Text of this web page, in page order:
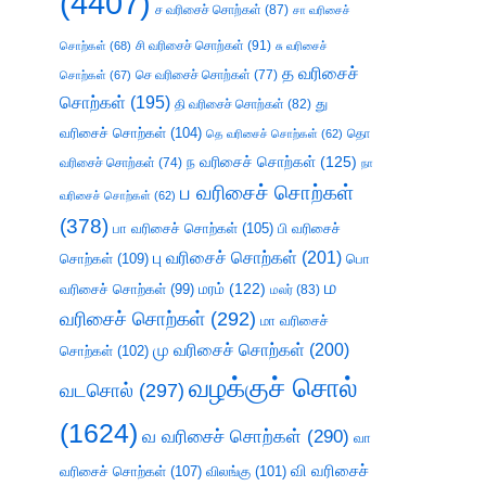
ச வரிசைச் சொற்கள் (87) சா வரிசைச்
சொற்கள் (68) சி வரிசைச் சொற்கள் (91) சு வரிசைச்
சொற்கள் (67) செ வரிசைச் சொற்கள் (77) த வரிசைச்
சொற்கள் (195) தி வரிசைச் சொற்கள் (82) து
வரிசைச் சொற்கள் (104) தெ வரிசைச் சொற்கள் (62) தொ
வரிசைச் சொற்கள் (74) ந வரிசைச் சொற்கள் (125) நா
வரிசைச் சொற்கள் (62) ப வரிசைச் சொற்கள்
(378) பா வரிசைச் சொற்கள் (105) பி வரிசைச்
சொற்கள் (109) பு வரிசைச் சொற்கள் (201) பொ
வரிசைச் சொற்கள் (99) மரம் (122) மலர் (83) ம
வரிசைச் சொற்கள் (292) மா வரிசைச்
சொற்கள் (102) மு வரிசைச் சொற்கள் (200)
வடசொல் (297) வழக்குச் சொல்
(1624) வ வரிசைச் சொற்கள் (290) வா
வரிசைச் சொற்கள் (107) விலங்கு (101) வி வரிசைச்